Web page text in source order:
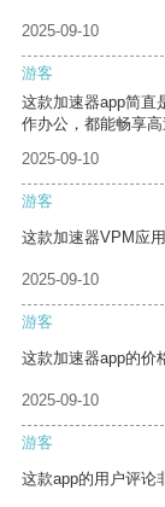
2025-09-10
游客
这款加速器app简直
作办公，都能畅享
2025-09-10
游客
这款加速器VPM应
2025-09-10
游客
这款加速器app的价
2025-09-10
游客
这款app的用户评论